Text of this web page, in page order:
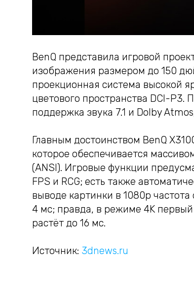
BenQ представила игровой
изображения размером до 150
проекционная система высокой
цветового пространства DCI-P3.
поддержка звука 7.1 и Dolby
Главным достоинством BenQ
которое обеспечивается
(ANSI). Игровые функции
FPS и RCG; есть также
выводе картинки в 1080p
4 мс; правда, в режиме 4K первый
растёт до 16 мс.
Источник: 3dnews.ru